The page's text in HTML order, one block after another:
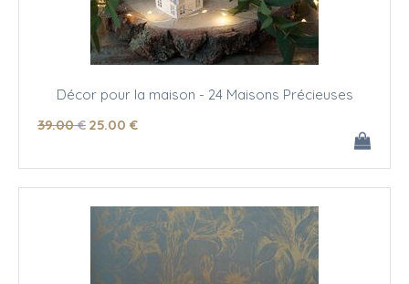
Décor pour la maison - 24 Maisons Précieuses
39.00 € 25.00 €